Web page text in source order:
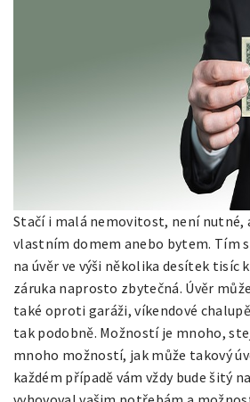
Stačí i malá nemovitost, není nutné,
vlastním domem anebo bytem. Tím
na úvěr ve výši několika desítek tisíc
záruka naprosto zbytečná. Úvěr
také oproti garáži, víkendové
tak podobně. Možností je mnoho,
mnoho možností, jak může takový
každém případě vám vždy bude šitý